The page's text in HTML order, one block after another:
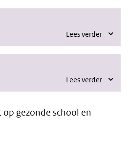
Lees verder
Lees verder
gezonde school en